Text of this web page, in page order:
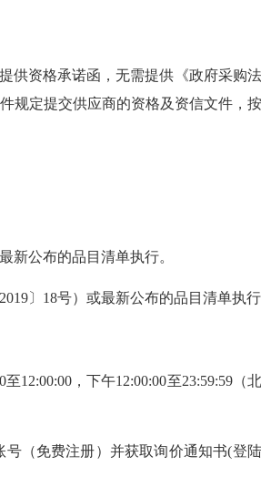
供资格承诺函，无需提供《政府采购
规定提交供应商的资格及资信文件，
新公布的品目清单执行。
〕18号）或最新公布的品目清单执行
12:00:00，下午12:00:00至23:59:59（
（免费注册）并获取询价通知书(登